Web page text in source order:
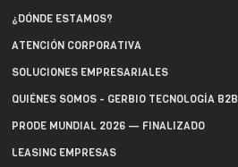
¿DÓNDE ESTAMOS?
ATENCIÓN CORPORATIVA
SOLUCIONES EMPRESARIALES
QUIÉNES SOMOS - GERBIO TECNOLOGÍA B2B
PRODE MUNDIAL 2026 — FINALIZADO
LEASING EMPRESAS